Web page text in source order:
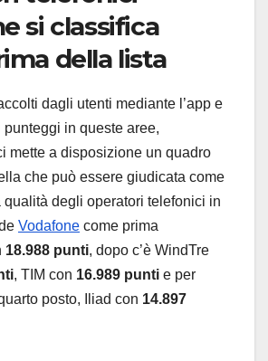
si classifica
della lista
dagli utenti mediante l’app e
in queste aree,
mette a disposizione un quadro
che può essere giudicata come
qualità degli operatori telefonici in
Vodafone come prima
18.988 punti, dopo c’è WindTre
, TIM con 16.989 punti e per
posto, Iliad con 14.897